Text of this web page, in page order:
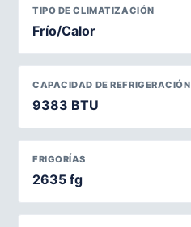
TIPO DE CLIMATIZACIÓN
Frío/Calor
CAPACIDAD DE REFRIGERACIÓN
9383 BTU
FRIGORÍAS
2635 fg